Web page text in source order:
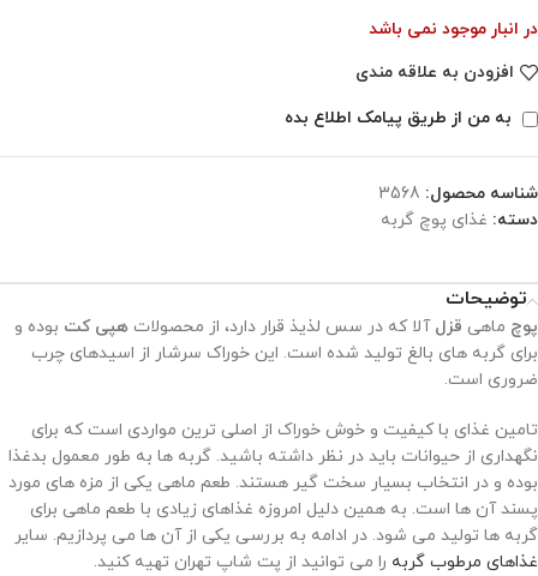
در انبار موجود نمی باشد
افزودن به علاقه مندی
به من از طریق پیامک اطلاع بده
شناسه محصول: 3568
دسته: غذای پوچ گربه
توضیحات
پوچ ماهی قزل آلا که در سس لذیذ قرار دارد، از محصولات هپی کت بوده و
برای گربه های بالغ تولید شده است. این خوراک سرشار از اسیدهای چرب
ضروری است.
تامین غذای با کیفیت و خوش خوراک از اصلی ترین مواردی است که برای
نگهداری از حیوانات باید در نظر داشته باشید. گربه ها به طور معمول بدغذا
بوده و در انتخاب بسیار سخت گیر هستند. طعم ماهی یکی از مزه های مورد
پسند آن ها است. به همین دلیل امروزه غذاهای زیادی با طعم ماهی برای
گربه ها تولید می شود. در ادامه به بررسی یکی از آن ها می پردازیم. سایر
غذاهای مرطوب گربه را می توانید از پت شاپ تهران تهیه کنید.